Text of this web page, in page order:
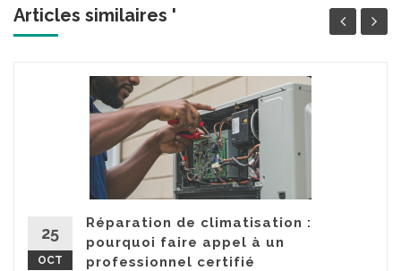
Articles similaires '
25
OCT
Réparation de climatisation :
pourquoi faire appel à un
professionnel certifié